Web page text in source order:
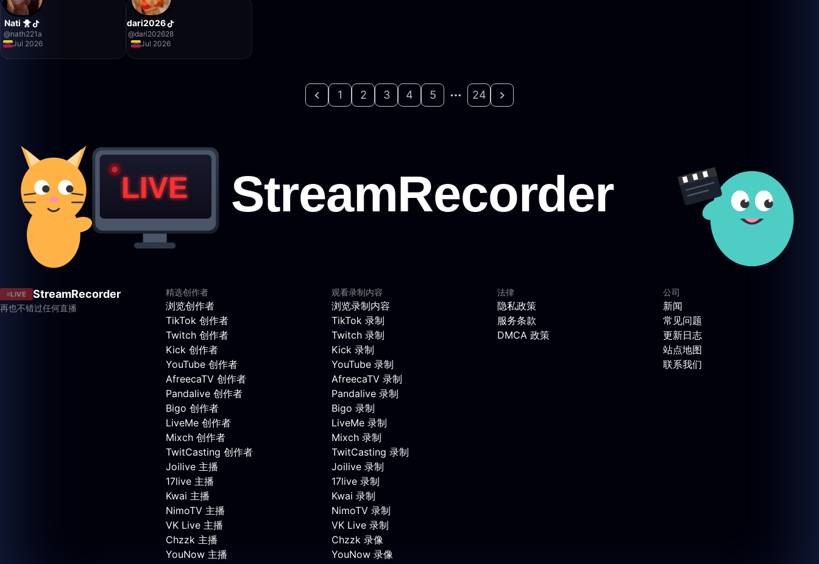
Nati 🐥
@nath221a
Jul 2026
dari2026
@dari202628
Jul 2026
1 2 3 4 5 24
LIVE StreamRecorder
再也不错过任何直播
精选创作者
浏览创作者
TikTok 创作者
Twitch 创作者
Kick 创作者
YouTube 创作者
AfreecaTV 创作者
Pandalive 创作者
Bigo 创作者
LiveMe 创作者
Mixch 创作者
TwitCasting 创作者
Joilive 主播
17live 主播
Kwai 主播
NimoTV 主播
VK Live 主播
Chzzk 主播
YouNow 主播
观看录制内容
浏览录制内容
TikTok 录制
Twitch 录制
Kick 录制
YouTube 录制
AfreecaTV 录制
Pandalive 录制
Bigo 录制
LiveMe 录制
Mixch 录制
TwitCasting 录制
Joilive 录制
17live 录制
Kwai 录制
NimoTV 录制
VK Live 录制
Chzzk 录像
YouNow 录像
法律
隐私政策
服务条款
DMCA 政策
公司
新闻
常见问题
更新日志
站点地图
联系我们